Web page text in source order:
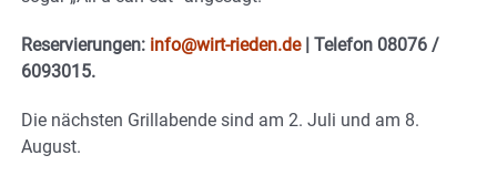
Reservierungen: info@wirt-rieden.de| Telefon 08076 /
6093015.
Die nächsten Grillabende sind am 2. Juli und am 8.
August.